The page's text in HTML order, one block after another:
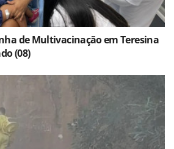
de Multivacinação em Teresina
(08)